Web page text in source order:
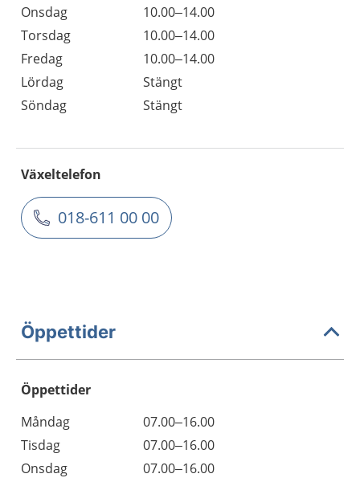
Onsdag
10.00–14.00
Torsdag
10.00–14.00
Fredag
10.00–14.00
Lördag
Stängt
Söndag
Stängt
Växeltelefon
018-611 00 00
Öppettider
Öppettider
Dag
Öppettider
Kommentarer
Måndag
07.00–16.00
Tisdag
07.00–16.00
Onsdag
07.00–16.00